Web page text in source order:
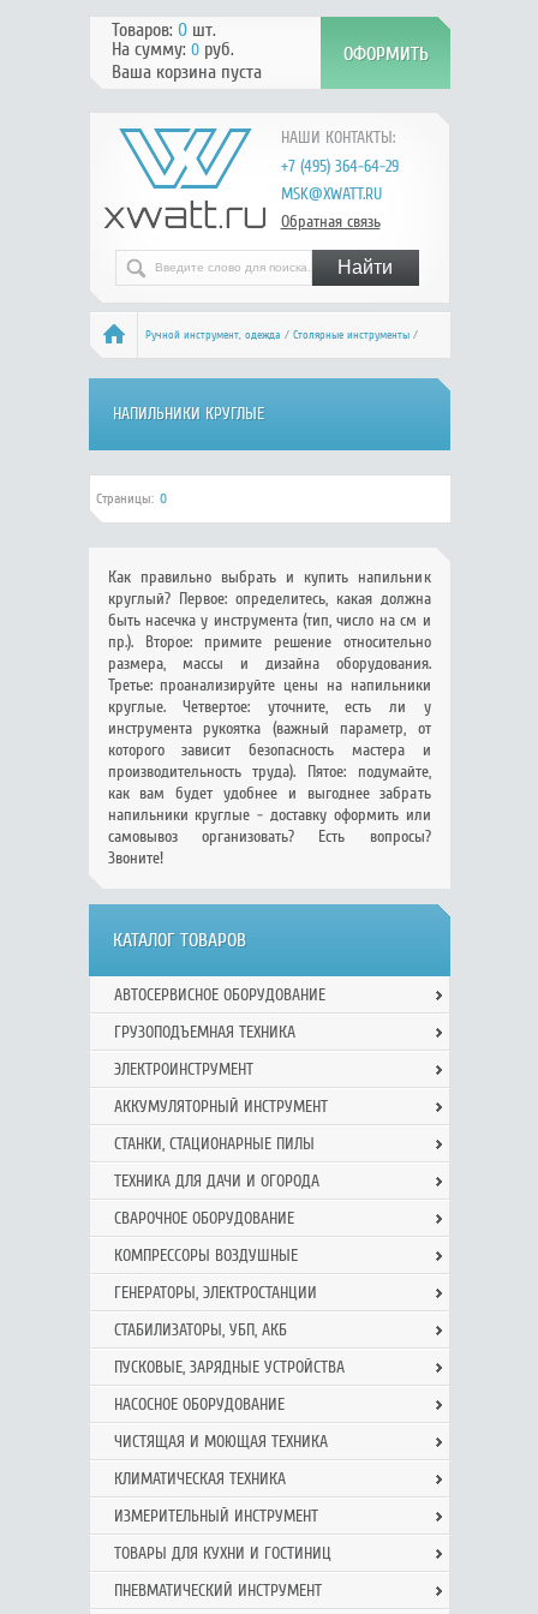
НАШИ КОНТАКТЫ:
+7 (495) 364-64-29
MSK@XWATT.RU
Обратная связь
Товаров: 0шт.
На сумму: 0руб.
Ваша корзина пуста
Ручной инcтрумент, одежда / Столярные инструменты/
Напильники/ Напильники круглые
НАПИЛЬНИКИ КРУГЛЫЕ
Страницы: 0
Как правильно выбрать и купить напильник
круглый? Первое: определитесь, какая должна
быть насечка у инструмента (тип, число на см и
пр.). Второе: примите решение относительно
размера, массы и дизайна оборудования.
Третье: проанализируйте цены на напильники
круглые. Четвертое: уточните, есть ли у
инструмента рукоятка (важный параметр, от
которого зависит безопасность мастера и
производительность труда). Пятое: подумайте,
как вам будет удобнее и выгоднее забрать
напильники круглые - доставку оформить или
самовывоз организовать? Есть вопросы?
Звоните!
КАТАЛОГ ТОВАРОВ
АВТОСЕРВИСНОЕ ОБОРУДОВАНИЕ
ГРУЗОПОДЪЕМНАЯ ТЕХНИКА
ЭЛЕКТРОИНСТРУМЕНТ
АККУМУЛЯТОРНЫЙ ИНСТРУМЕНТ
СТАНКИ, СТАЦИОНАРНЫЕ ПИЛЫ
ТЕХНИКА ДЛЯ ДАЧИ И ОГОРОДА
СВАРОЧНОЕ ОБОРУДОВАНИЕ
КОМПРЕССОРЫ ВОЗДУШНЫЕ
ГЕНЕРАТОРЫ, ЭЛЕКТРОСТАНЦИИ
СТАБИЛИЗАТОРЫ, УБП, АКБ
ПУСКОВЫЕ, ЗАРЯДНЫЕ УСТРОЙСТВА
НАСОСНОЕ ОБОРУДОВАНИЕ
ЧИСТЯЩАЯ И МОЮЩАЯ ТЕХНИКА
КЛИМАТИЧЕСКАЯ ТЕХНИКА
ИЗМЕРИТЕЛЬНЫЙ ИНСТРУМЕНТ
ТОВАРЫ ДЛЯ КУХНИ И ГОСТИНИЦ
ПНЕВМАТИЧЕСКИЙ ИНСТРУМЕНТ